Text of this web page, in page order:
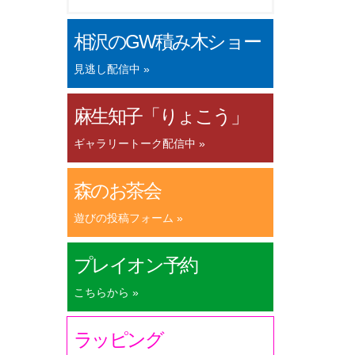
相沢のGW積み木ショー
見逃し配信中 »
麻生知子「りょこう」
ギャラリートーク配信中 »
森のお茶会
遊びの投稿フォーム »
プレイオン予約
こちらから »
ラッピング